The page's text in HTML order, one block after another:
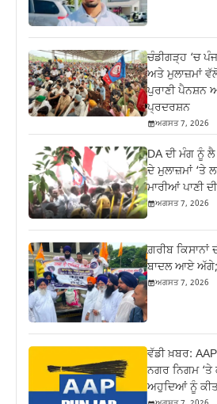
ਚੰਡੀਗੜ੍ਹ ‘ਚ
ਅਤੇ ਮੁਲਾਜ਼ਮਾਂ
ਪੁਰਾਣੀ ਪੈਨਸ਼ਨ
ਪ੍ਰਦਰਸ਼ਨ
ਅਗਸਤ 7, 2026
DA ਦੀ ਮੰਗ ਨੂੰ
ਦੇ ਮੁਲਾਜ਼ਮਾਂ ‘ਤੇ
ਮਾਰੀਆਂ ਪਾਣੀ
ਅਗਸਤ 7, 2026
ਗ਼ਰੀਬ
ਬਾਦਲ ਆਏ
ਅਗਸਤ 7, 2026
ਵੱਡੀ ਖ਼ਬਰ:
ਨਗਰ ਨਿਗਮ
ਅਹੁਦਿਆਂ ਨੂੰ